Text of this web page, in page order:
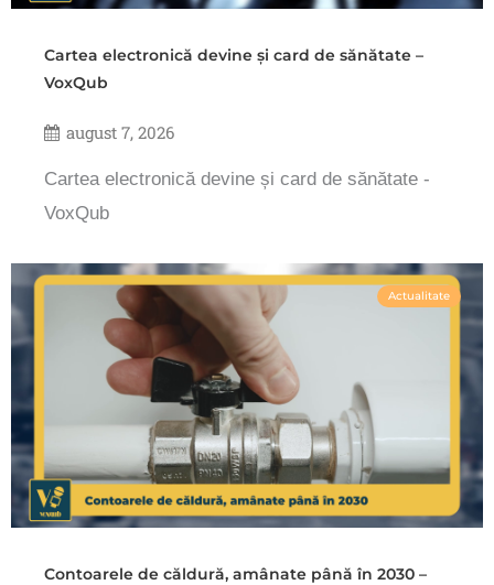
Cartea electronică devine și card de sănătate –
VoxQub
august 7, 2026
Cartea electronică devine și card de sănătate -
VoxQub
Actualitate
Contoarele de căldură, amânate până în 2030 –